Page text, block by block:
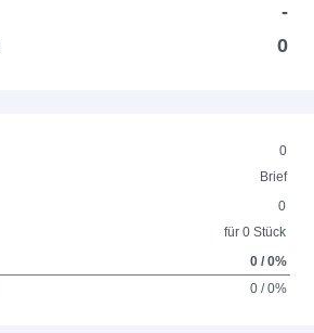
-
0
0
Brief
0
für 0 Stück
0 / 0%
0 / 0%